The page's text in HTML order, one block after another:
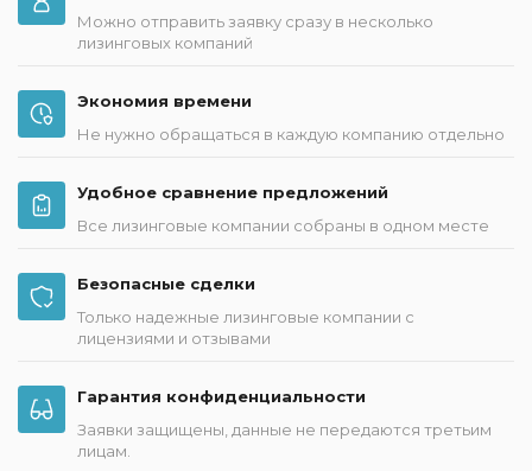
Можно отправить заявку сразу в несколько
лизинговых компаний
Экономия времени
Не нужно обращаться в каждую компанию отдельно
Удобное сравнение предложений
Все лизинговые компании собраны в одном месте
Безопасные сделки
Только надежные лизинговые компании с
лицензиями и отзывами
Гарантия конфиденциальности
Заявки защищены, данные не передаются третьим
лицам.